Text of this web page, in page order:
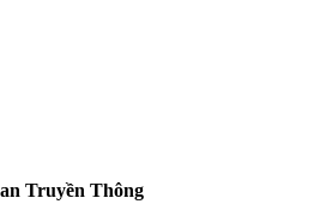
Truyền Thông